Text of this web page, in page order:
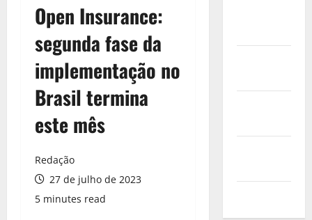
Open Insurance:
segunda fase da
implementação no
Brasil termina
este mês
Redação
27 de julho de 2023
5 minutes read